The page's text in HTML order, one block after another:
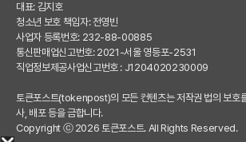
대표: 김지호
청소년 보호 책임자: 전영빈
사업자 등록번호: 232-88-00885
통신판매업신고번호: 2021-서울 영등포-2531
직업정보제공사업신고번호 : J1204020230009
토큰포스트(tokenpost)의 모든 컨텐츠는 저작권 법의 보호
사, 배포 등을 금합니다.
Copyright ⓒ 2026 토큰포스트. All Rights Reserved.